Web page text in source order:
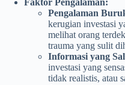
Faktor Pengalaman:
Pengalaman
kerugian investasi
melihat orang
trauma yang sulit
Informasi yang
investasi yang
tidak realistis, atau